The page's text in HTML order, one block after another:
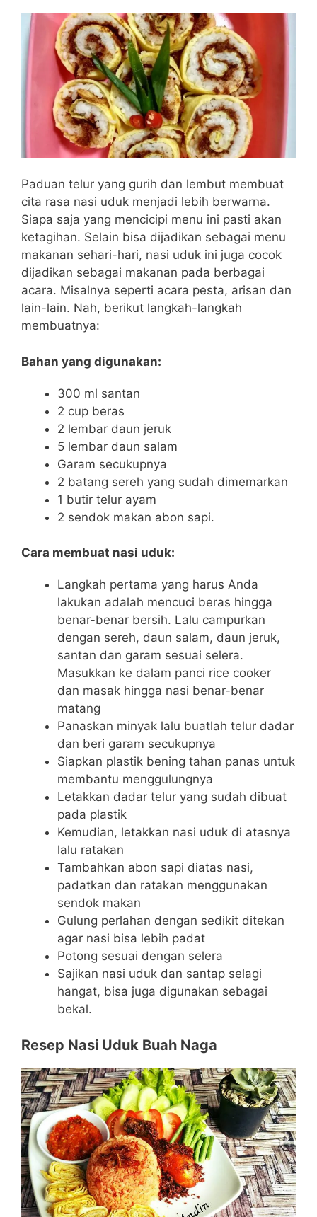
Paduan telur yang gurih dan lembut membuat
cita rasa nasi uduk menjadi lebih berwarna.
Siapa saja yang mencicipi menu ini pasti akan
ketagihan. Selain bisa dijadikan sebagai menu
makanan sehari-hari, nasi uduk ini juga cocok
dijadikan sebagai makanan pada berbagai
acara. Misalnya seperti acara pesta, arisan dan
lain-lain. Nah, berikut langkah-langkah
membuatnya:
Bahan yang digunakan:
300 ml santan
2 cup beras
2 lembar daun jeruk
5 lembar daun salam
Garam secukupnya
2 batang sereh yang sudah dimemarkan
1 butir telur ayam
2 sendok makan abon sapi.
Cara membuat nasi uduk:
Langkah pertama yang harus Anda
lakukan adalah mencuci beras hingga
benar-benar bersih. Lalu campurkan
dengan sereh, daun salam, daun jeruk,
santan dan garam sesuai selera.
Masukkan ke dalam panci rice cooker
dan masak hingga nasi benar-benar
matang
Panaskan minyak lalu buatlah telur dadar
dan beri garam secukupnya
Siapkan plastik bening tahan panas untuk
membantu menggulungnya
Letakkan dadar telur yang sudah dibuat
pada plastik
Kemudian, letakkan nasi uduk di atasnya
lalu ratakan
Tambahkan abon sapi diatas nasi,
padatkan dan ratakan menggunakan
sendok makan
Gulung perlahan dengan sedikit ditekan
agar nasi bisa lebih padat
Potong sesuai dengan selera
Sajikan nasi uduk dan santap selagi
hangat, bisa juga digunakan sebagai
bekal.
Resep Nasi Uduk Buah Naga